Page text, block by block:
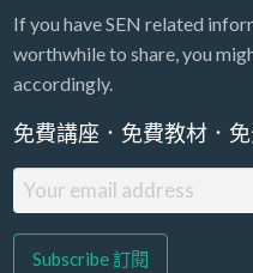
If you have SEN related
worthwhile to share, you
accordingly.
免費講座．免費教材．